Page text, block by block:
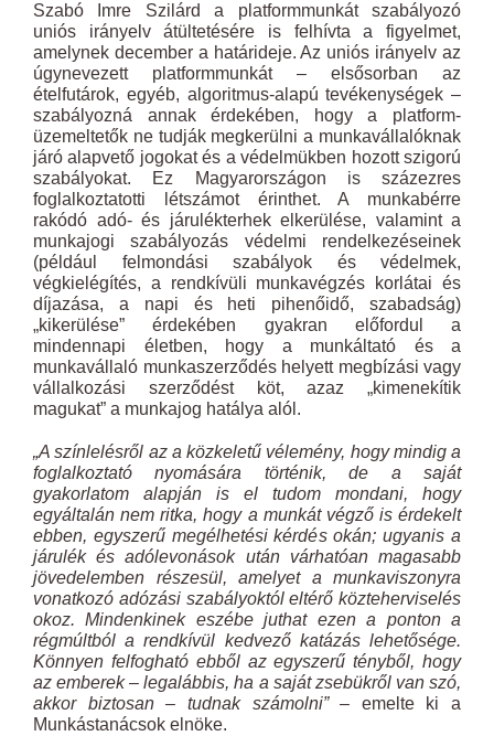
Szabó Imre Szilárd a platformmunkát szabályozó
uniós irányelv átültetésére is felhívta a figyelmet,
amelynek december a határideje. Az uniós irányelv az
úgynevezett platformmunkát – elsősorban az
ételfutárok, egyéb, algoritmus-alapú tevékenységek –
szabályozná annak érdekében, hogy a platform-
üzemeltetők ne tudják megkerülni a munkavállalóknak
járó alapvető jogokat és a védelmükben hozott szigorú
szabályokat. Ez Magyarországon is százezres
foglalkoztatotti létszámot érinthet. A munkabérre
rakódó adó- és járulékterhek elkerülése, valamint a
munkajogi szabályozás védelmi rendelkezéseinek
(például felmondási szabályok és védelmek,
végkielégítés, a rendkívüli munkavégzés korlátai és
díjazása, a napi és heti pihenőidő, szabadság)
„kikerülése” érdekében gyakran előfordul a
mindennapi életben, hogy a munkáltató és a
munkavállaló munkaszerződés helyett megbízási vagy
vállalkozási szerződést köt, azaz „kimenekítik
magukat” a munkajog hatálya alól.
„A színlelésről az a közkeletű vélemény, hogy mindig a
foglalkoztató nyomására történik, de a saját
gyakorlatom alapján is el tudom mondani, hogy
egyáltalán nem ritka, hogy a munkát végző is érdekelt
ebben, egyszerű megélhetési kérdés okán; ugyanis a
járulék és adólevonások után várhatóan magasabb
jövedelemben részesül, amelyet a munkaviszonyra
vonatkozó adózási szabályoktól eltérő közteherviselés
okoz. Mindenkinek eszébe juthat ezen a ponton a
régmúltból a rendkívül kedvező katázás lehetősége.
Könnyen felfogható ebből az egyszerű tényből, hogy
az emberek – legalábbis, ha a saját zsebükről van szó,
akkor biztosan – tudnak számolni”– emelte ki a
Munkástanácsok elnöke.